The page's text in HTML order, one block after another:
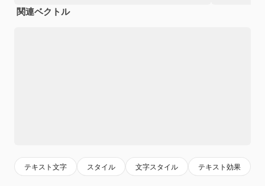
関連ベクトル
テキスト文字 スタイル 文字スタイル テキスト効果